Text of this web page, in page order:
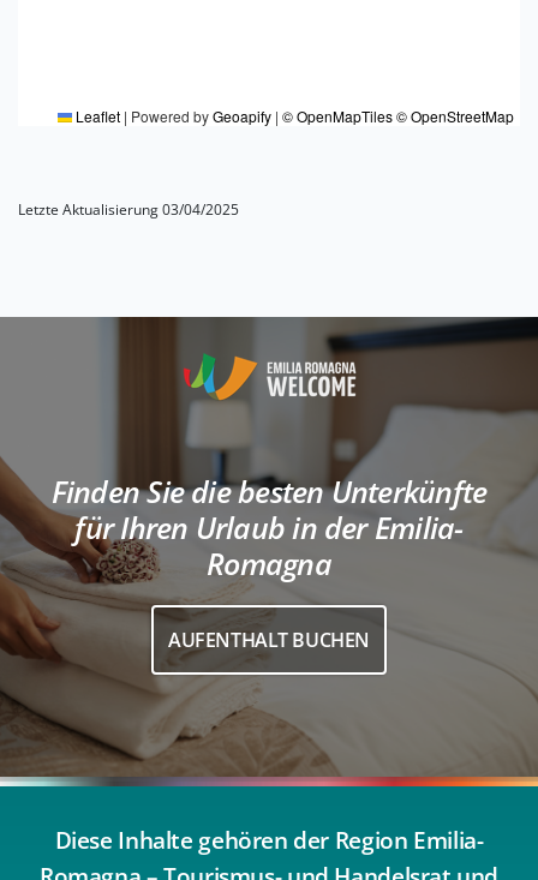
Leaflet | Powered byGeoapify | © OpenMapTiles© OpenStreetMap
Letzte Aktualisierung 03/04/2025
Finden Sie die besten Unterkünfte
für Ihren Urlaub in der Emilia-
Romagna
AUFENTHALT BUCHEN
Diese Inhalte gehören der Region Emilia-